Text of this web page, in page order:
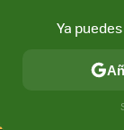
CONECTIVIDAD
Ya